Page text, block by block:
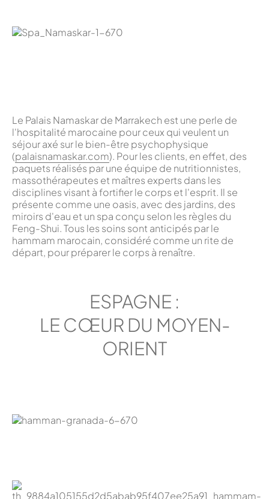
Le Palais Namaskar de Marrakech est une perle de
l'hospitalité marocaine pour ceux qui veulent un
séjour axé sur le bien-être psychophysique
(palaisnamaskar.com). Pour les clients, en effet, des
paquets réalisés par une équipe de nutritionnistes,
massothérapeutes et maîtres experts dans les
disciplines visant à fortifier le corps et l'esprit. Il se
présente comme une oasis, avec des jardins, des
miroirs d'eau et un spa conçu selon les règles du
Feng-Shui. Tous les soins sont anticipés par le
hammam marocain, considéré comme un rite de
départ, pour préparer le corps à renaître.
ESPAGNE :
LE CŒUR DU MOYEN-
ORIENT